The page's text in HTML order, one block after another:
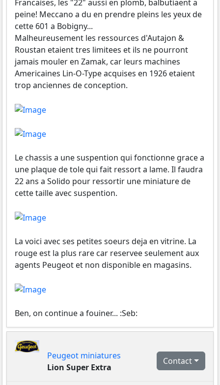
Francaises, les "22" aussi en plomb, balbutiaent a
peine! Meccano a du en prendre pleins les yeux de
cette 601 a Bobigny...
Malheureusement les ressources d'Autajon &
Roustan etaient tres limitees et ils ne pourront
jamais mouler en Zamak, car leurs machines
Americaines Lin-O-Type acquises en 1926 etaient
trop anciennes de conception.
Le chassis a une suspention qui fonctionne grace a
une plaque de tole qui fait ressort a lame. Il faudra
22 ans a Solido pour ressortir une miniature de
cette taille avec suspention.
La voici avec ses petites soeurs deja en vitrine. La
rouge est la plus rare car reservee seulement aux
agents Peugeot et non disponible en magasins.
Ben, on continue a fouiner... :Seb:
Peugeot miniatures
Lion Super Extra
Contact